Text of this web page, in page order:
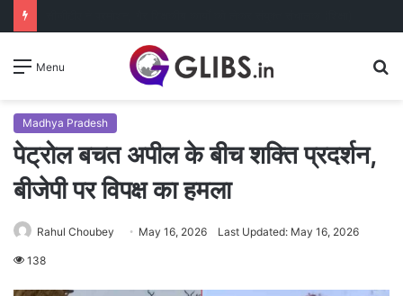
Menu
Madhya Pradesh
पेट्रोल बचत अपील के बीच शक्ति प्रदर्शन,
बीजेपी पर विपक्ष का हमला
Rahul Choubey May 16, 2026 Last Updated: May 16, 2026
138